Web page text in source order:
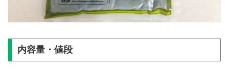
内容量・値段